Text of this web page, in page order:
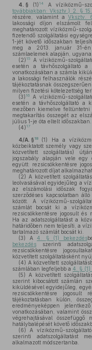
4. § (1) 14 A víziközmű-
továbbiakban: Vksztv.) 2. §
részére, valamint aVksztv.
lakossági díjon elszámolt
meghatározott víziközmű-
fizetendő szolgáltatási
1-jét követő időszakban
meg a 2013. január 31-én
számlaelemek alapján,
(2) 15
A víziközmű-
esetén a távhőszolgáltató a
vonatkozásában a számla
a lakossági felhasználók
tájékoztatásnak
milyen fizetési kötelezettség
(3) 16
A víziközmű-
esetén a távhőszolgáltató a
mezőben kiemelve feltüntetni
megtakarítás összegét az
július 1-je óta eltelt időszakban.
(4) 17
4/A. § 18 (1)
Ha a
közbeiktatott személy vagy
közvetített szolgáltatás)
jogszabály alapján vele egy
együtt: rezsicsökkentésre
meghatározott díjat
(2) A közvetített
leolvasásával egyidejűleg a
az elszámolási időszak
szerződéses kapcsolatban
között. A víziközmű-
számlát bocsát ki a
rezsicsökkentésre jogosult és
Ha az adatszolgáltatást a
határidőben nem teljesíti, a
tartalmazó számlát bocsát ki.
(3) A 4. § (1) bekezdés
bekezdés szerinti
rezsicsökkentésre
közvetített szolgáltatásként
(4) A közvetített
számlában legfeljebb a 4. § (1)
(5) A közvetített
szerint kibocsátott számlán
kiküldésével egyidejűleg,
rezsicsökkentésre
tájékoztatásban külön,
eredményeképpen
vonatkozásában, valamint
végrehajtásával összefüggő
hatálybalépését követő
(6) A víziközmű-
szerinti adatszolgáltatást
alkalmazott módszertanba.